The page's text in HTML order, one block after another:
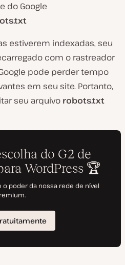
do Google
estiverem indexadas, seu
com o rastreador
pode perder tempo
em seu site. Portanto,
seu arquivo robots.txt